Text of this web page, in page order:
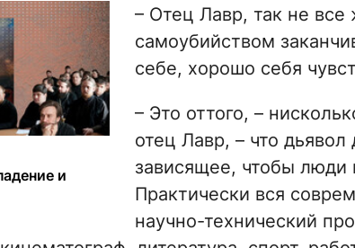
и
– Отец Лавр, так не
самоубийством
себе, хорошо себя
– Это оттого, –
отец Лавр, – что дьявол
зависящее, чтобы люди
Практически вся
научно-технический